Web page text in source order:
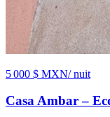
5 000 $ MXN/ nuit
Casa Ambar –